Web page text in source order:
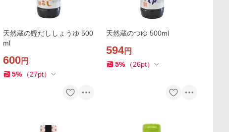
天然蔵の鰹だししょうゆ 500
ml
600円
5% （27pt）
天然蔵のつゆ 500ml
594円
5% （26pt）